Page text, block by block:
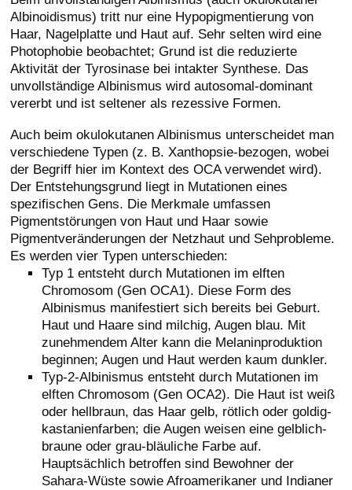
Albinoidismus) tritt nur eine Hypopigmentierung von
Haar, Nagelplatte und Haut auf. Sehr selten wird eine
Photophobie beobachtet; Grund ist die reduzierte
Aktivität der Tyrosinase bei intakter Synthese. Das
unvollständige Albinismus wird autosomal-dominant
vererbt und ist seltener als rezessive Formen.
Auch beim okulokutanen Albinismus unterscheidet man
verschiedene Typen (z. B. Xanthopsie-bezogen, wobei
der Begriff hier im Kontext des OCA verwendet wird).
Der Entstehungsgrund liegt in Mutationen eines
spezifischen Gens. Die Merkmale umfassen
Pigmentstörungen von Haut und Haar sowie
Pigmentveränderungen der Netzhaut und Sehprobleme.
Es werden vier Typen unterschieden:
Typ 1 entsteht durch Mutationen im elften
Chromosom (Gen OCA1). Diese Form des
Albinismus manifestiert sich bereits bei Geburt.
Haut und Haare sind milchig, Augen blau. Mit
zunehmendem Alter kann die Melaninproduktion
beginnen; Augen und Haut werden kaum dunkler.
Typ-2-Albinismus entsteht durch Mutationen im
elften Chromosom (Gen OCA2). Die Haut ist weiß
oder hellbraun, das Haar gelb, rötlich oder goldig-
kastanienfarben; die Augen weisen eine gelblich-
braune oder grau-bläuliche Farbe auf.
Hauptsächlich betroffen sind Bewohner der
Sahara-Wüste sowie Afroamerikaner und Indianer